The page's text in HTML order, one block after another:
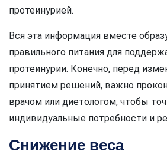
протеинурией.
Вся эта информация вместе
правильного питания для
протеинурии. Конечно, перед
принятием решений, важно
врачом или диетологом, чтобы
индивидуальные потребности и
Снижение веса